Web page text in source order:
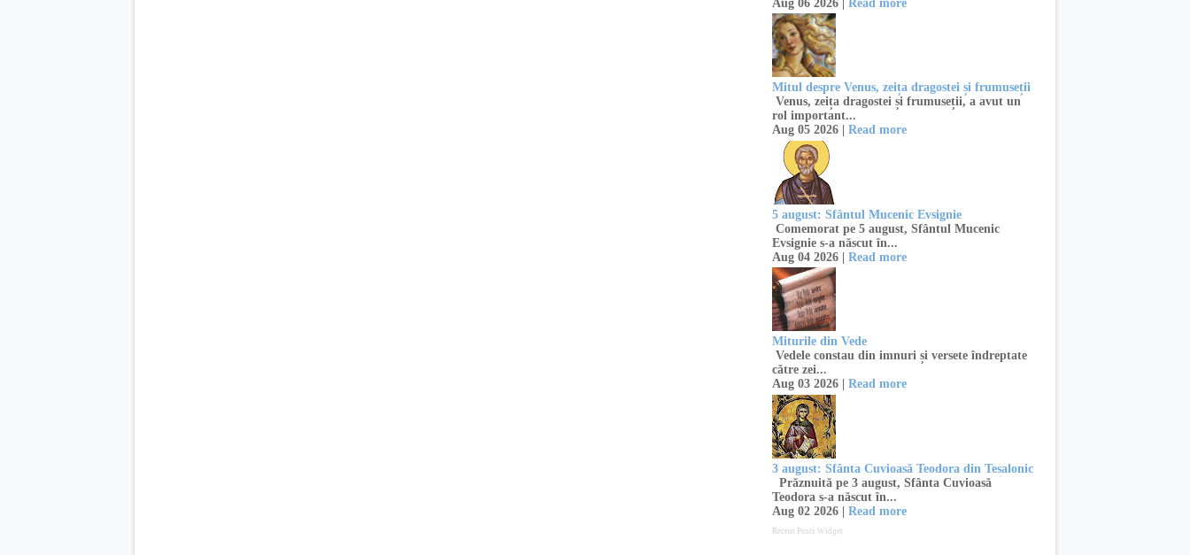
Aug 06 2026 | Read more
Mitul despre Venus, zeița dragostei și frumuseții
Venus, zeița dragostei și frumuseții, a avut un
rol important...
Aug 05 2026 | Read more
5 august: Sfântul Mucenic Evsignie
Comemorat pe 5 august, Sfântul Mucenic
Evsignie s-a născut în...
Aug 04 2026 | Read more
Miturile din Vede
Vedele constau din imnuri și versete îndreptate
către zei...
Aug 03 2026 | Read more
3 august: Sfânta Cuvioasă Teodora din Tesalonic
Prăznuită pe 3 august, Sfânta Cuvioasă
Teodora s-a născut în...
Aug 02 2026 | Read more
Recent Posts Widget